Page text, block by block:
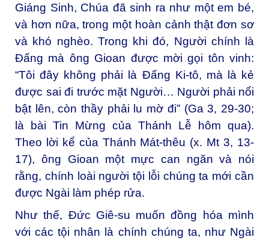
Giáng Sinh, Chúa đã sinh ra như một em bé,
và hơn nữa, trong một hoàn cảnh thật đơn sơ
và khó nghèo. Trong khi đó, Người chính là
Đấng mà ông Gioan được mời gọi tôn vinh:
“Tôi đây không phải là Đấng Ki-tô, mà là kẻ
được sai đi trước mặt Người… Người phải nổi
bật lên, còn thầy phải lu mờ đi” (Ga 3, 29-30;
là bài Tin Mừng của Thánh Lễ hôm qua).
Theo lời kể của Thánh Mát-thêu (x. Mt 3, 13-
17), ông Gioan một mực can ngăn và nói
rằng, chính loài người tội lỗi chúng ta mới cần
được Ngài làm phép rửa.
Như thế, Đức Giê-su muốn đồng hóa mình
với các tội nhân là chính chúng ta, như Ngài